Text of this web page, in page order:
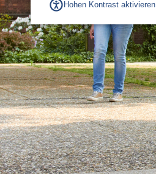
Hohen Kontrast aktivieren